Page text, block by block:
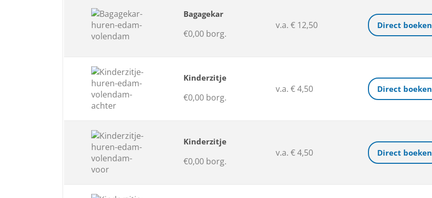
Bagagekar
€0,00 borg.
v.a. € 12,50 Direct boeken
Kinderzitje
€0,00 borg.
v.a. € 4,50 Direct boeken
Kinderzitje
€0,00 borg.
v.a. € 4,50 Direct boeken